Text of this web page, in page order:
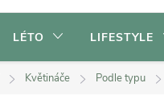
LÉTO LIFESTYLE
Květináče Podle typu